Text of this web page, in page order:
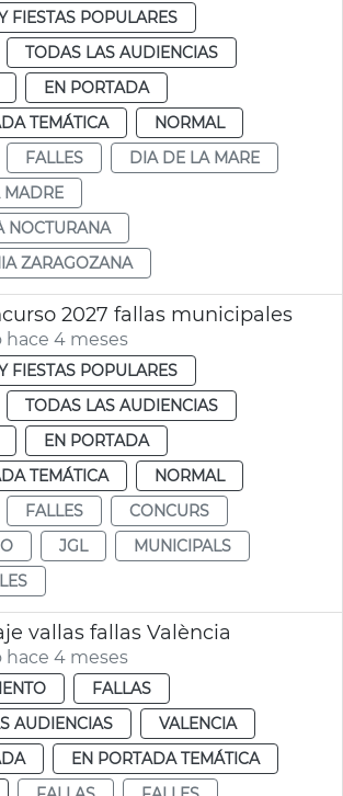
FIESTAS POPULARES
TODAS LAS AUDIENCIAS
EN PORTADA
TEMÁTICA
NORMAL
FALLES
DIA DE LA MARE
MADRE
NOCTURANA
ZARAGOZANA
2027 fallas municipales
4 meses
FIESTAS POPULARES
TODAS LAS AUDIENCIAS
EN PORTADA
TEMÁTICA
NORMAL
FALLES
CONCURS
JGL
MUNICIPALS
vallas fallas València
4 meses
FALLAS
AUDIENCIAS
VALENCIA
EN PORTADA TEMÁTICA